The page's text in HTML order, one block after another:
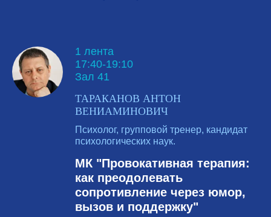
1 лента
17:40-19:10
Зал 41
ТАРАКАНОВ АНТОН
ВЕНИАМИНОВИЧ
Психолог, групповой тренер, кандидат
психологических наук.
МК "Провокативная терапия:
как преодолевать
сопротивление через юмор,
вызов и поддержку"